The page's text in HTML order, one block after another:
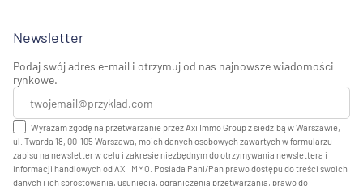
Newsletter
Podaj swój adres e-mail i otrzymuj od nas najnowsze wiadomości
rynkowe.
Wyrażam zgodę na przetwarzanie przez Axi Immo Group z siedzibą w Warszawie,
ul. Twarda 18, 00-105 Warszawa, moich danych osobowych zawartych w formularzu
zapisu na newsletter w celu i zakresie niezbędnym do otrzymywania newslettera i
informacji handlowych od AXI IMMO. Posiada Pani/Pan prawo dostępu do treści swoich
danych i ich sprostowania, usunięcia, ograniczenia przetwarzania, prawo do